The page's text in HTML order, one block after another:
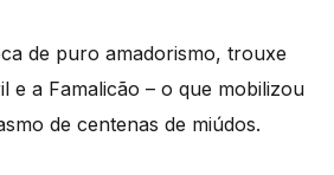
de puro amadorismo, trouxe
e a Famalicão – o que mobilizou
de centenas de miúdos.